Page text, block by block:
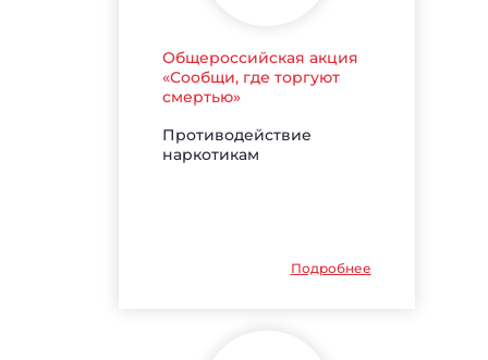
Общероссийская акция
«Сообщи, где торгуют
смертью»
Противодействие
наркотикам
Подробнее